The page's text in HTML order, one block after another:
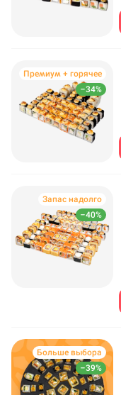
–34%
Премиум + горячее
–40%
Запас надолго
–39%
Больше выбора